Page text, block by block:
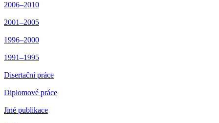
2006–2010
2001–2005
1996–2000
1991–1995
Disertační práce
Diplomové práce
Jiné publikace